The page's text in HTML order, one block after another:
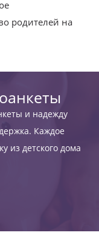
родителей на
и надежду
Каждое
из детского дома